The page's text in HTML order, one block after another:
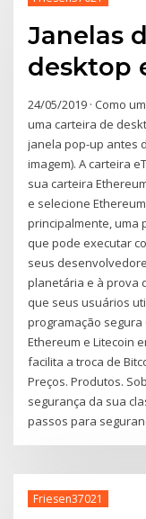
Janelas
desktop
24/05/2019 · Como
uma carteira de
janela pop-up antes
imagem). A carteira
sua carteira
e selecione
principalmente, uma
que pode executar
seus
planetária e à prova
que seus usuários
programação segura
Ethereum e Litecoin
facilita a troca de
Preços. Produtos.
segurança da sua
passos para
Friesen37021